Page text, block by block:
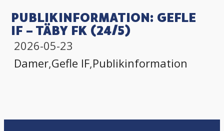
PUBLIKINFORMATION: GEFLE
IF – TÄBY FK (24/5)
2026-05-23
Damer,Gefle IF,Publikinformation